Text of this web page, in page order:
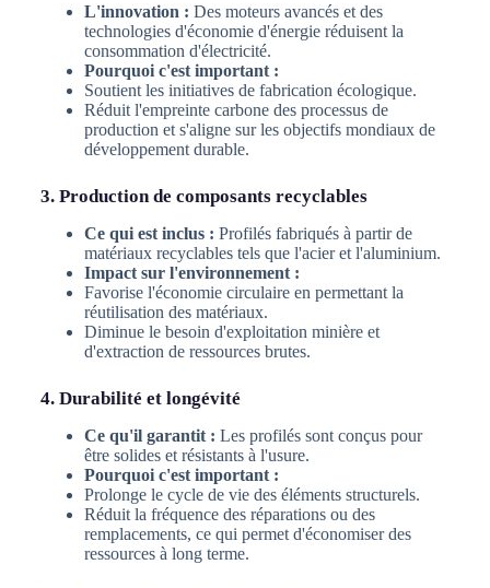
L'innovation : Des moteurs avancés et des
technologies d'économie d'énergie réduisent la
consommation d'électricité.
Pourquoi c'est important :
Soutient les initiatives de fabrication écologique.
Réduit l'empreinte carbone des processus de
production et s'aligne sur les objectifs mondiaux de
développement durable.
3. Production de composants recyclables
Ce qui est inclus : Profilés fabriqués à partir de
matériaux recyclables tels que l'acier et l'aluminium.
Impact sur l'environnement :
Favorise l'économie circulaire en permettant la
réutilisation des matériaux.
Diminue le besoin d'exploitation minière et
d'extraction de ressources brutes.
4. Durabilité et longévité
Ce qu'il garantit : Les profilés sont conçus pour
être solides et résistants à l'usure.
Pourquoi c'est important :
Prolonge le cycle de vie des éléments structurels.
Réduit la fréquence des réparations ou des
remplacements, ce qui permet d'économiser des
ressources à long terme.